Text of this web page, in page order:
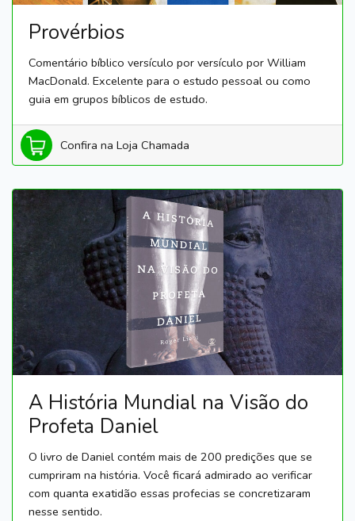
Provérbios
Comentário bíblico versículo por versículo por William
MacDonald. Excelente para o estudo pessoal ou como
guia em grupos bíblicos de estudo.
Confira na Loja Chamada
A História Mundial na Visão do
Profeta Daniel
O livro de Daniel contém mais de 200 predições que se
cumpriram na história. Você ficará admirado ao verificar
com quanta exatidão essas profecias se concretizaram
nesse sentido.